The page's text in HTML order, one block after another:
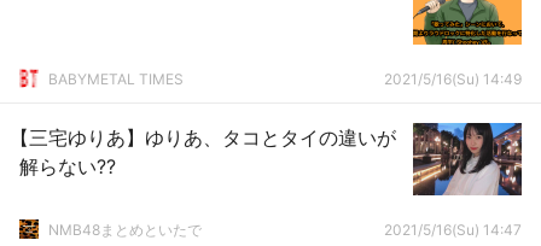
BABYMETAL TIMES 2021/5/16(Su) 14:49
【三宅ゆりあ】ゆりあ、タコとタイの違いが
解らない??
NMB48まとめといたで 2021/5/16(Su) 14:47